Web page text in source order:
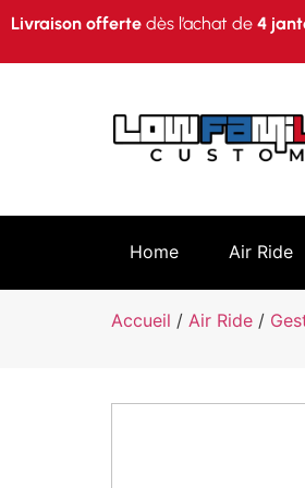
Livraison offerte dès l’achat de 4
Home Air Ride
Accueil / Air Ride /